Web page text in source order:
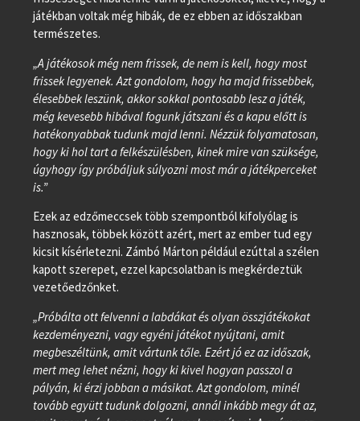
játékban voltak még hibák, de ez ebben az időszakban
természetes.
„A játékosok még nem frissek, de nem is kell, hogy most
frissek legyenek. Azt gondolom, hogy ha majd frissebbek,
élesebbek leszünk, akkor sokkal pontosabb lesz a játék,
még kevesebb hibával fogunk játszani és a kapu előtt is
hatékonyabbak tudunk majd lenni. Nézzük folyamatosan,
hogy ki hol tart a felkészülésben, kinek mire van szüksége,
úgyhogy így próbáljuk súlyozni most már a játékperceket
is.”
Ezek az edzőmeccsek több szempontból kifolyólag is
hasznosak, többek között azért, mert az ember tud egy
kicsit kísérletezni. Zámbó Márton például ezúttal a szélen
kapott szerepet, ezzel kapcsolatban is megkérdeztük
vezetőedzőnket.
„Próbálta ott felvenni a labdákat és olyan összjátékokat
kezdeményezni, vagy egyéni játékot nyújtani, amit
megbeszéltünk, amit vártunk tőle. Ezért jó ez az időszak,
mert meg lehet nézni, hogy ki kivel hogyan passzol a
pályán, ki érzi jobban a másikat. Azt gondolom, minél
tovább együtt tudunk dolgozni, annál inkább megy át az,